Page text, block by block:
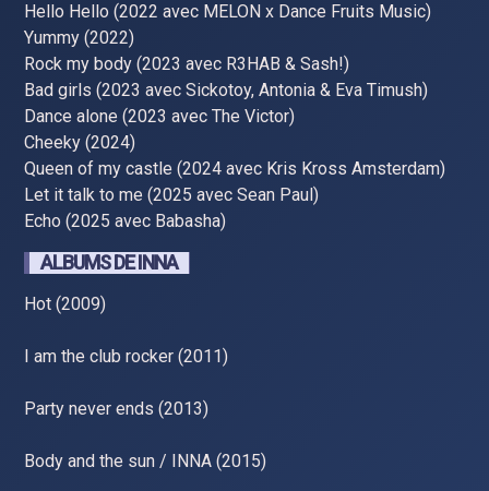
Hello Hello (2022 avec MELON x Dance Fruits Music)
Yummy (2022)
Rock my body (2023 avec R3HAB & Sash!)
Bad girls (2023 avec Sickotoy, Antonia & Eva Timush)
Dance alone (2023 avec The Victor)
Cheeky (2024)
Queen of my castle (2024 avec Kris Kross Amsterdam)
Let it talk to me (2025 avec Sean Paul)
Echo (2025 avec Babasha)
ALBUMS DE INNA
Hot (2009)
I am the club rocker (2011)
Party never ends (2013)
Body and the sun / INNA (2015)